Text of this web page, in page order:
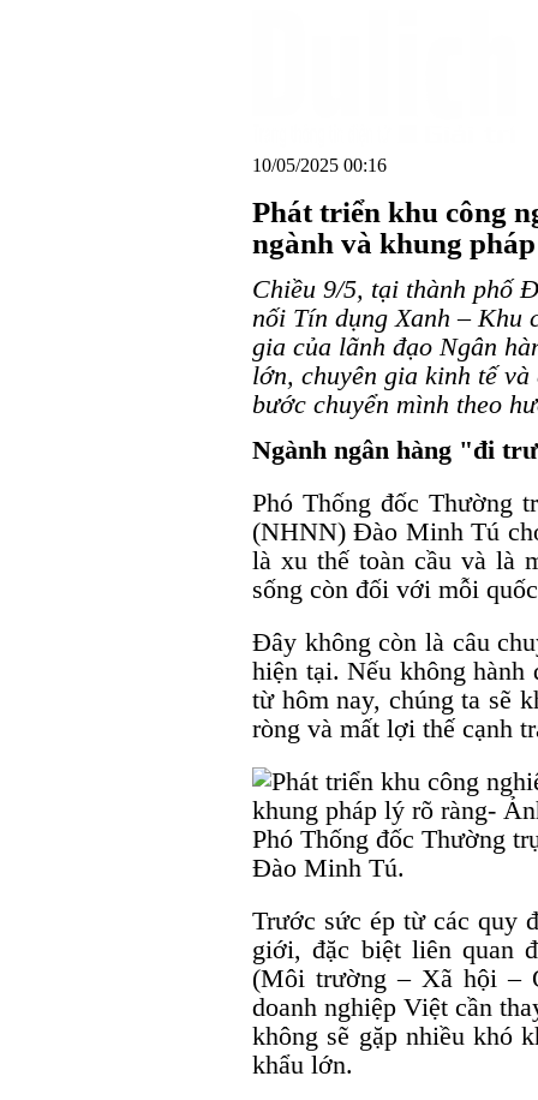
10/05/2025 00:16
Phát triển khu công
ngành và khung
Chiều 9/5, tại thành phố
nối Tín dụng Xanh – Khu
gia của lãnh đạo Ngân
lớn, chuyên gia kinh tế
bước chuyển mình theo
Ngành ngân hàng "đi
Phó Thống đốc Thường
(NHNN) Đào Minh Tú
là xu thế toàn cầu và là
sống còn đối với mỗi
Đây không còn là câu
hiện tại. Nếu không
từ hôm nay, chúng ta sẽ
ròng và mất lợi thế cạnh
Phó Thống đốc Thường
Đào Minh Tú.
Trước sức ép từ các quy
giới, đặc biệt liên quan
(Môi trường – Xã hội –
doanh nghiệp Việt cần
không sẽ gặp nhiều khó
khẩu lớn.